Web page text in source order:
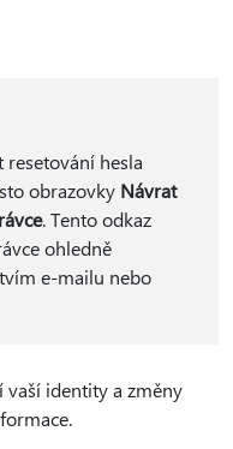
resetování hesla
obrazovky Návrat
. Tento odkaz
ohledně
e-mailu nebo
identity a změny